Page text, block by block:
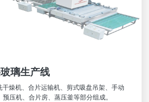
璃生产线
干燥机、合片运输机、剪式吸盘吊架、手动
压机、合片房、蒸压釜等部分组成。